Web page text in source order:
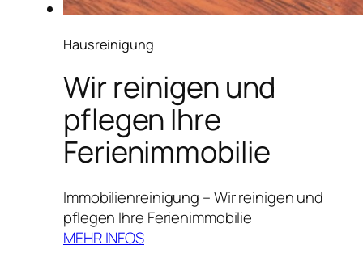
Hausreinigung
Wir reinigen und
pflegen Ihre
Ferienimmobilie
Immobilienreinigung – Wir reinigen und
pflegen Ihre Ferienimmobilie
MEHR INFOS